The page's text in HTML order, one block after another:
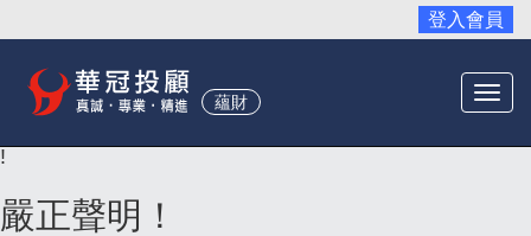
登入會員
蘊財
!
嚴正聲明！